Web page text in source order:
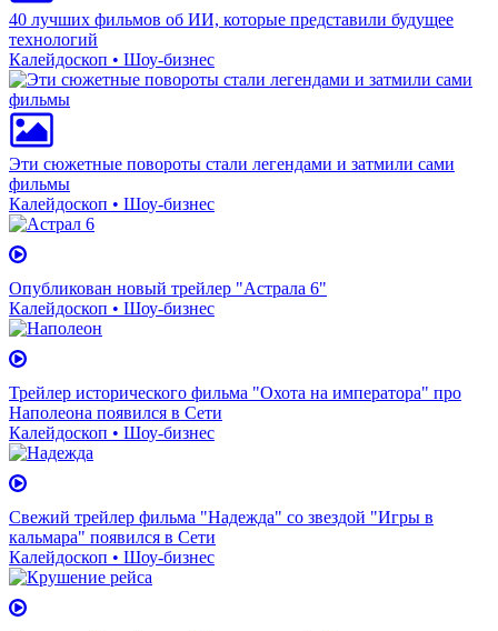
40 лучших фильмов об ИИ, которые представили будущее
технологий
Калейдоскоп • Шоу-бизнес
Эти сюжетные повороты стали легендами и затмили сами
фильмы
Калейдоскоп • Шоу-бизнес
Опубликован новый трейлер "Астрала 6"
Калейдоскоп • Шоу-бизнес
Трейлер исторического фильма "Охота на императора" про
Наполеона появился в Сети
Калейдоскоп • Шоу-бизнес
Свежий трейлер фильма "Надежда" со звездой "Игры в
кальмара" появился в Сети
Калейдоскоп • Шоу-бизнес